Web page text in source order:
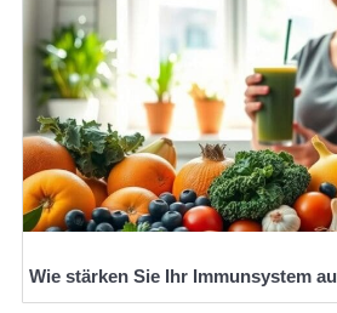
Wie stärken Sie Ihr Immunsystem